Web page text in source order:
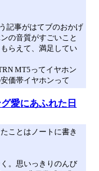
記事がはてブのおかげ
の音質がすごいこと
らえて、満足してい
MT5ってイヤホン
価帯イヤホンって
愛にあふれた日
ことはノートに書き
。思いっきりのんび